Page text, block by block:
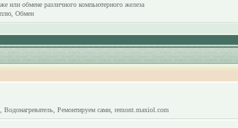
или обмене различного компьютерного железа
, Обмен
, Водонагреватель, Ремонтируем сами, remont.maxiol.com